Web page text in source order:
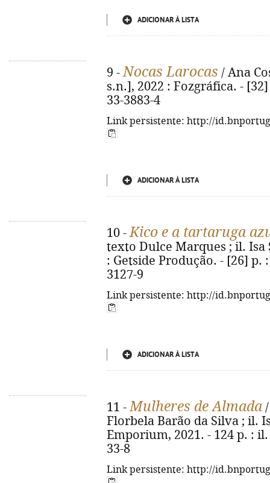
ADICIONAR À LISTA
9 -Nocas Larocas / Ana
s.n.], 2022 : Fozgráfica. -
33-3883-4
Link persistente: http://
ADICIONAR À LISTA
10 -Kico e a tartaruga
texto Dulce Marques ; il. Isa
: Getside Produção. - [26] p.
3127-9
Link persistente: http://
ADICIONAR À LISTA
11 -Mulheres de Almada
Florbela Barão da Silva ; il.
Emporium, 2021. - 124 p. : il.
33-8
Link persistente: http://